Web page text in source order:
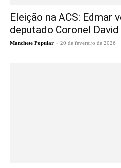
Eleição na ACS: Edmar
deputado Coronel David
Manchete Popular - 20 de fevereiro de 2026